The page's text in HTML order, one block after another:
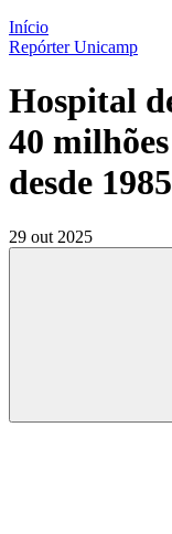
Início
Repórter Unicamp
Hospital
40
desde 1985
29 out 2025